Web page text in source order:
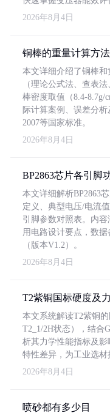
2026年8月4日
铜棒的重量计算方
本文详细介绍了铜棒
（理论公式法、查表
棒密度取值（8.4-8.7g/
际计算案例、误差分
2007等国家标准。
2026年8月4日
BP2863芯片各引脚
本文详细解析BP2863
定义、典型电压/电流
引脚参数对照表。内
用电路设计要点，数
（版本V1.2）。
2026年8月4日
T2紫铜国标硬度及
本文系统解读T2紫铜
T2_1/2H状态），结合
析其力学性能指标及
特性差异，为工业选材
2026年8月4日
喷砂都有多少目